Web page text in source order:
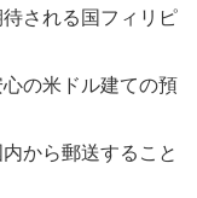
される国フィリピ
の米ドル建ての預
から郵送すること